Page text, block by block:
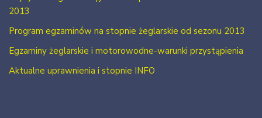
2013
Program egzaminów na stopnie żeglarskie od sezonu 2013
Egzaminy żeglarskie i motorowodne-warunki przystąpienia
Aktualne uprawnienia i stopnie INFO